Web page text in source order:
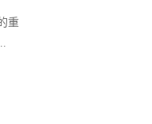
重